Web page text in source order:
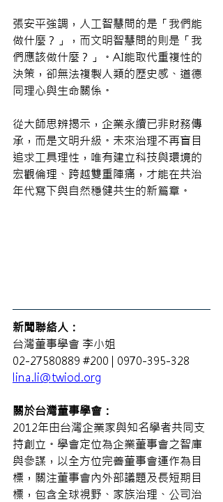
張安平強調，人工智慧問的是「我們能
做什麼？」，而文明智慧問的則是「我
們應該做什麼？」。AI能取代重複性的
決策，卻無法複製人類的歷史感、道德
同理心與生命關係。
從大師思辨揭示，企業永續已非財務傳
承，而是文明升級。未來治理不再盲目
追求工具理性，唯有建立科技與環境的
宏觀倫理、跨越雙重陣痛，才能在共治
年代寫下與自然穩健共生的新篇章。
新聞聯絡人：
台灣董事學會 李小姐
02-27580889 #200 | 0970-395-328
lina.li@twiod.org
關於台灣董事學會：
2012年由台灣企業家與知名學者共同支
持創立。學會定位為企業董事會之智庫
與參謀，以全方位完善董事會運作為目
標，關注董事會內外部議題及長短期目
標，包含全球視野、家族治理、公司治